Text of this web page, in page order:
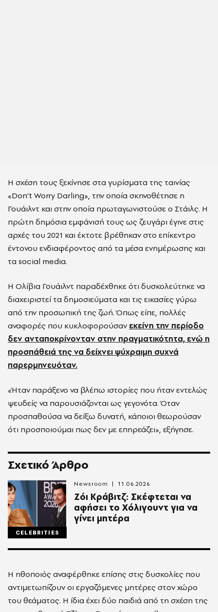
Η σχέση τους ξεκίνησε στα γυρίσματα της ταινίας
«Don't Worry Darling», την οποία σκηνοθέτησε η
Γουάιλντ και στην οποία πρωταγωνιστούσε ο Στάιλς. Η
πρώτη δημόσια εμφάνισή τους ως ζευγάρι έγινε στις
αρχές του 2021 και έκτοτε βρέθηκαν στο επίκεντρο
έντονου ενδιαφέροντος από τα μέσα ενημέρωσης και
τα social media.
Η Ολίβια Γουάιλντ παραδέχθηκε ότι δυσκολεύτηκε να
διαχειριστεί τα δημοσιεύματα και τις εικασίες γύρω
από την προσωπική της ζωή. Όπως είπε, πολλές
αναφορές που κυκλοφορούσαν εκείνη την περίοδο
δεν ανταποκρίνονταν στην πραγματικότητα, ενώ η
προσπάθειά της να δείχνει ψύχραιμη συχνά
παρερμηνευόταν.
«Ήταν παράξενο να βλέπω ιστορίες που ήταν εντελώς
ψευδείς να παρουσιάζονται ως γεγονότα. Όταν
προσπαθούσα να δείξω δυνατή, κάποιοι θεωρούσαν
ότι προσποιούμαι πως δεν με επηρεάζει», εξήγησε.
Σχετικό Άρθρο
CELEBRITIES
Ζόι Κράβιτζ: Σκέφτεται να
αφήσει το Χόλιγουντ για να
γίνει μητέρα
Newsroom 11.06.2026
Η ηθοποιός αναφέρθηκε επίσης στις δυσκολίες που
αντιμετωπίζουν οι εργαζόμενες μητέρες στον χώρο
του θεάματος. Η ίδια έχει δύο παιδιά από τη σχέση της